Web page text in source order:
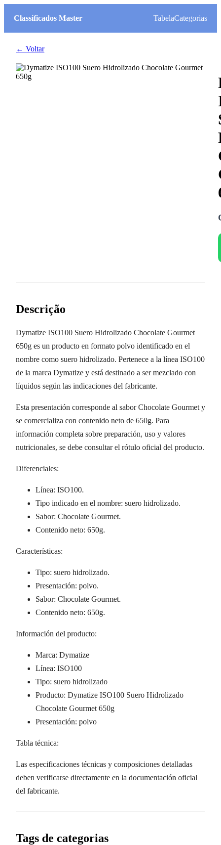
Classificados Master TabelaCategorias
← Voltar
Descrição
Dymatize ISO100 Suero Hidrolizado Chocolate Gourmet
650g es un producto en formato polvo identificado en el
nombre como suero hidrolizado. Pertenece a la línea ISO100
de la marca Dymatize y está destinado a ser mezclado con
líquidos según las indicaciones del fabricante.
Esta presentación corresponde al sabor Chocolate Gourmet y
se comercializa con contenido neto de 650g. Para
información completa sobre preparación, uso y valores
nutricionales, se debe consultar el rótulo oficial del producto.
Diferenciales:
Línea: ISO100.
Tipo indicado en el nombre: suero hidrolizado.
Sabor: Chocolate Gourmet.
Contenido neto: 650g.
Características:
Tipo: suero hidrolizado.
Presentación: polvo.
Sabor: Chocolate Gourmet.
Contenido neto: 650g.
Información del producto:
Marca: Dymatize
Línea: ISO100
Tipo: suero hidrolizado
Producto: Dymatize ISO100 Suero Hidrolizado
Chocolate Gourmet 650g
Presentación: polvo
Tabla técnica:
Las especificaciones técnicas y composiciones detalladas
deben verificarse directamente en la documentación oficial
del fabricante.
Tags de categorias